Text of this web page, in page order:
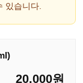
있습니다.
20,000원